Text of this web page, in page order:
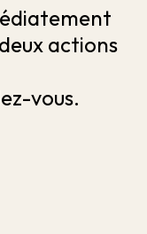
actions
vous.